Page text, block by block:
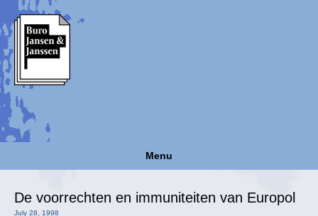
Menu
De voorrechten en immuniteiten van Europol
July 28, 1998